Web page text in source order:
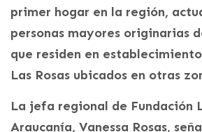
primer hogar en la región,
personas mayores originarias
que residen en
Las Rosas ubicados en otras
La jefa regional de Fundación
Araucanía, Vanessa Rosas,